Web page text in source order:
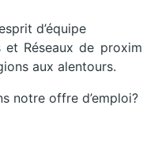
d’équipe
et Réseaux de
aux alentours.
notre offre d’emploi?